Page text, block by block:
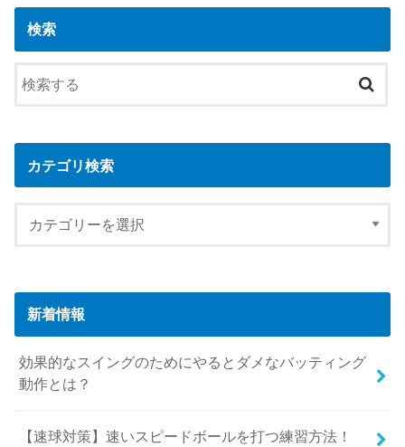
検索
カテゴリ検索
新着情報
効果的なスイングのためにやるとダメなバッティング
動作とは？
【速球対策】速いスピードボールを打つ練習方法！